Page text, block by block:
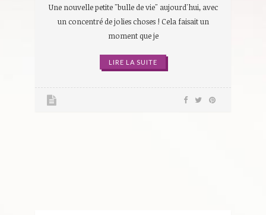
Une nouvelle petite "bulle de vie" aujourd'hui, avec
un concentré de jolies choses ! Cela faisait un
moment que je
LIRE LA SUITE